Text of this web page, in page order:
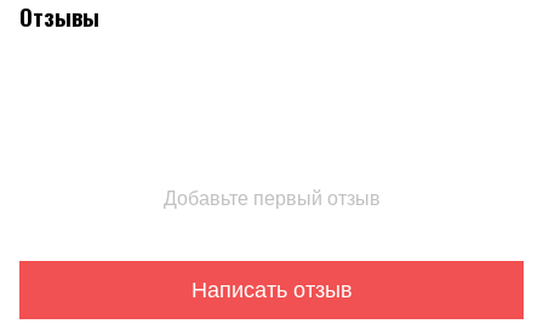
Отзывы
Добавьте первый отзыв
Написать отзыв